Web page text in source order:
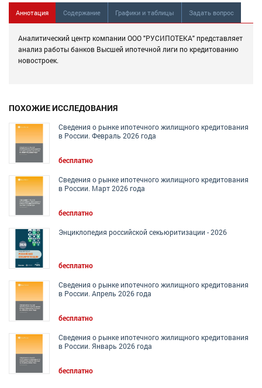
Аннотация Содержание Графики и таблицы Задать вопрос
Аналитический центр компании ООО "РУСИПОТЕКА" представляет
анализ работы банков Высшей ипотечной лиги по кредитованию
новостроек.
ПОХОЖИЕ ИССЛЕДОВАНИЯ
Сведения о рынке ипотечного жилищного кредитования
в России. Февраль 2026 года
бесплатно
Сведения о рынке ипотечного жилищного кредитования
в России. Март 2026 года
бесплатно
Энциклопедия российской секьюритизации - 2026
бесплатно
Сведения о рынке ипотечного жилищного кредитования
в России. Апрель 2026 года
бесплатно
Сведения о рынке ипотечного жилищного кредитования
в России. Январь 2026 года
бесплатно